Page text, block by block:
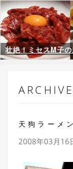
壮絶！ミセスM子
天狗ラーメ
2008年03月16